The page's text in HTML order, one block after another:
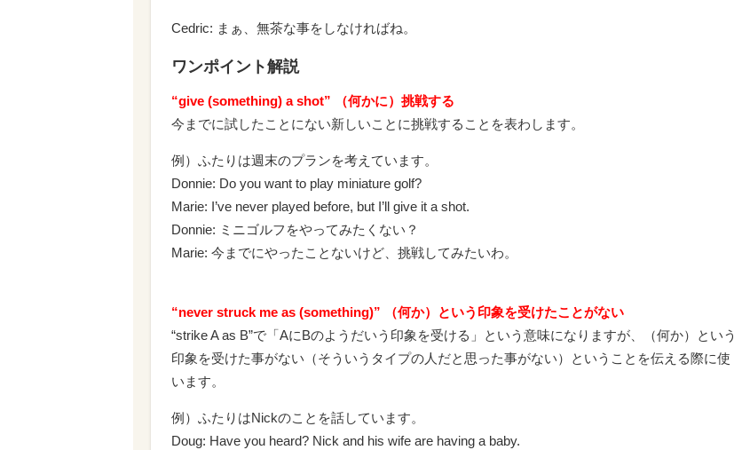
Cedric: まぁ、無茶な事をしなければね。
ワンポイント解説
“give (something) a shot” （何かに）挑戦する
今までに試したことにない新しいことに挑戦することを表わします。
例）ふたりは週末のプランを考えています。
Donnie: Do you want to play miniature golf?
Marie: I’ve never played before, but I’ll give it a shot.
Donnie: ミニゴルフをやってみたくない？
Marie: 今までにやったことないけど、挑戦してみたいわ。
“never struck me as (something)” （何か）という印象を受けたことがない
“strike A as B”で「AにBのようだいう印象を受ける」という意味になりますが、（何か）という
印象を受けた事がない（そういうタイプの人だと思った事がない）ということを伝える際に使
います。
例）ふたりはNickのことを話しています。
Doug: Have you heard? Nick and his wife are having a baby.